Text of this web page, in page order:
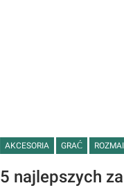
AKCESORIA GRAĆ
5 najlepszych